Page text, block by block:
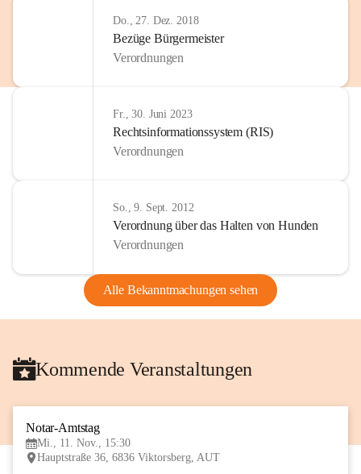
Do., 27. Dez. 2018
Bezüge Bürgermeister
Verordnungen
Fr., 30. Juni 2023
Rechtsinformationssystem (RIS)
Verordnungen
So., 9. Sept. 2012
Verordnung über das Halten von Hunden
Verordnungen
Alle Bekanntmachungen sehen
Kommende Veranstaltungen
Notar-Amtstag
Mi., 11. Nov., 15:30
Hauptstraße 36, 6836 Viktorsberg, AUT